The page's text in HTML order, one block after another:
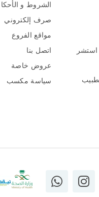
الشروط و
صرف إلكتروني
مواقع الفروع
اتصل بنا
عروض خاصة
سياسة مكسب